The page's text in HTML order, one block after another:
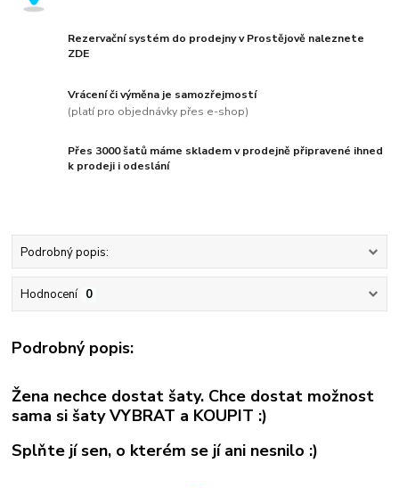
Rezervační systém do prodejny v Prostějově naleznete
ZDE
Vrácení či výměna je samozřejmostí
(platí pro objednávky přes e-shop)
Přes 3000 šatů máme skladem v prodejně připravené ihned
k prodeji i odeslání
Podrobný popis:
Hodnocení 0
Podrobný popis:
Žena nechce dostat šaty. Chce dostat možnost
sama si šatyVYBRAT a KOUPIT :)
Splňte jí sen, o kterém se jí ani nesnilo :)